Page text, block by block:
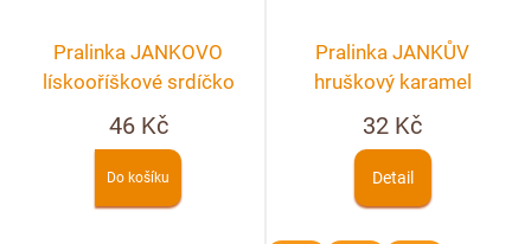
Pralinka JANKOVO
lískooříškové srdíčko
46 Kč
Do košíku
Pralinka JANKŮV
hruškový karamel
32 Kč
Detail